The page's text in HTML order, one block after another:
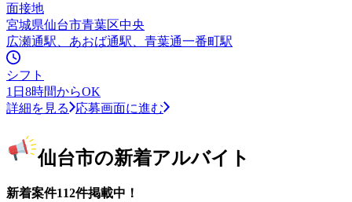
面接地
宮城県仙台市青葉区中央
広瀬通駅、あおば通駅、青葉通一番町駅
シフト
1日8時間からOK
詳細を見る
応募画面に進む
仙台市の新着アルバイト
新着案件112件掲載中！